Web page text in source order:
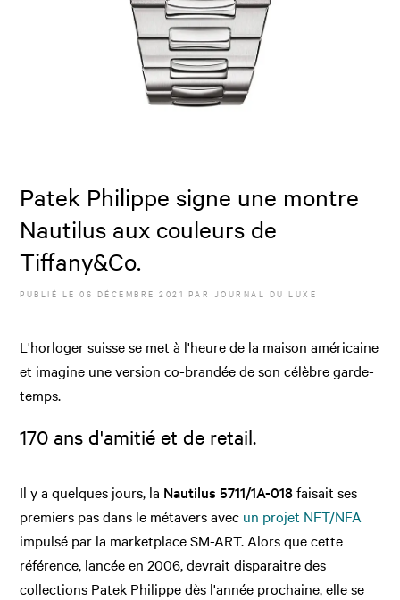
Patek Philippe signe une montre
Nautilus aux couleurs de
Tiffany&Co.
PUBLIÉ LE06 DÉCEMBRE 2021 PAR JOURNAL DU LUXE
L'horloger suisse se met à l'heure de la maison américaine
et imagine une version co-brandée de son célèbre garde-
temps.
170 ans d'amitié et de retail.
Il y a quelques jours, la Nautilus 5711/1A-018faisait ses
premiers pas dans le métavers avec un projet NFT/NFA
impulsé par la marketplace SM-ART. Alors que cette
référence, lancée en 2006, devrait disparaitre des
collections Patek Philippe dès l'année prochaine, ellese